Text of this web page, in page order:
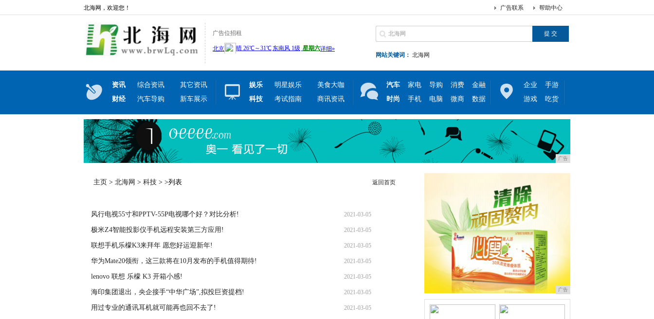
北海网，欢迎您！ 帮助中心
广告联系
广告位招租
网站关键词： 北海网
资讯 综合资讯
其它资讯
财经
汽车导购 新车展示
娱乐 明星娱乐
美食大咖
科技
考试指南 商讯资讯
汽车 家电 导购 消费
金融
时尚
手机 电脑 微商 数据
企业
手游
游戏
吃货
广告
主页 > 北海网 > 科技 > >列表 返回首页
风行电视55寸和PPTV-55P电视哪个好？对比分析! 2021-03-05
极米Z4智能投影仪手机远程安装第三方应用! 2021-03-05
联想手机乐檬K3来拜年 愿您好运迎新年! 2021-03-05
华为Mate20领衔，这三款将在10月发布的手机值得期待! 2021-03-05
lenovo 联想 乐檬 K3 开箱小感! 2021-03-05
海印集团退出，央企接手“中华广场”,拟投巨资提档! 2021-03-05
用过专业的通讯耳机就可能再也回不去了! 2021-03-05
广告